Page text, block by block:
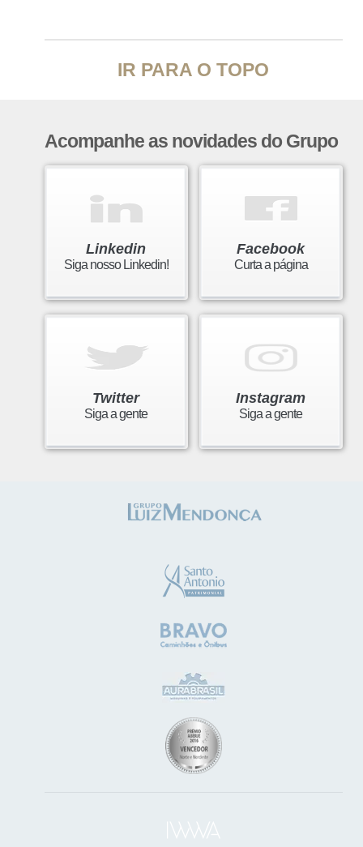
IR PARA O TOPO
Acompanhe as novidades do Grupo
Linkedin
Siga nosso Linkedin!
Facebook
Curta a página
Twitter
Siga a gente
Instagram
Siga a gente